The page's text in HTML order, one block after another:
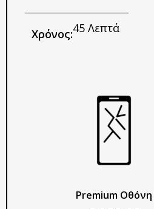
Χρόνος:45 Λεπτά
Premium Οθόνη​